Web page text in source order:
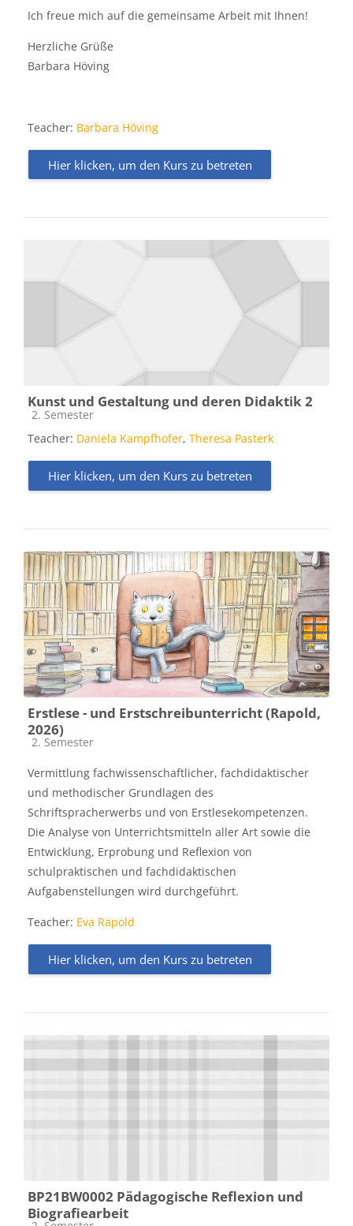
Ich freue mich auf die gemeinsame Arbeit mit Ihnen!
Herzliche Grüße
Barbara Höving
Teacher: Barbara Höving
Hier klicken, um den Kurs zu betreten
Kunst und Gestaltung und deren Didaktik 2
Kursbereich
2. Semester
Teacher: Daniela Kampfhofer, Theresa Pasterk
Hier klicken, um den Kurs zu betreten
Erstlese - und Erstschreibunterricht (Rapold,
2026)
Kursbereich
2. Semester
Vermittlung fachwissenschaftlicher, fachdidaktischer
und methodischer Grundlagen des
Schriftspracherwerbs und von Erstlesekompetenzen.
Die Analyse von Unterrichtsmitteln aller Art sowie die
Entwicklung, Erprobung und Reflexion von
schulpraktischen und fachdidaktischen
Aufgabenstellungen wird durchgeführt.
Teacher: Eva Rapold
Hier klicken, um den Kurs zu betreten
BP21BW0002 Pädagogische Reflexion und
Biografiearbeit